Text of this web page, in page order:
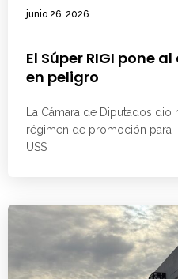
junio 26, 2026
El Súper RIGI pone
en peligro
La Cámara de Diputados dio
régimen de promoción para
US$